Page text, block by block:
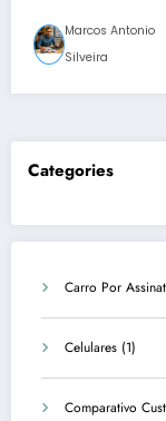
Marcos Antonio
Silveira
Categories
Carro Por
Celulares (1)
Comparativo